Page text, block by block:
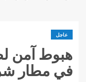
عاجل
هبوط آمن
في مطار